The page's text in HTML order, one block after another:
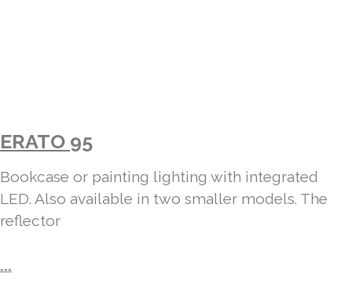
ERATO 95
Bookcase or painting lighting with integrated
LED. Also available in two smaller models. The
reflector
...